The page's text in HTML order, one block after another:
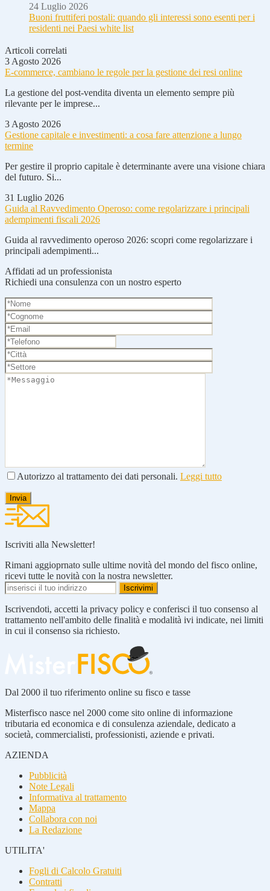
24 Luglio 2026
Buoni fruttiferi postali: quando gli interessi sono esenti per i
residenti nei Paesi white list
Articoli correlati
3 Agosto 2026
E-commerce, cambiano le regole per la gestione dei resi online
La gestione del post-vendita diventa un elemento sempre più
rilevante per le imprese...
3 Agosto 2026
Gestione capitale e investimenti: a cosa fare attenzione a lungo
termine
Per gestire il proprio capitale è determinante avere una visione chiara
del futuro. Si...
31 Luglio 2026
Guida al Ravvedimento Operoso: come regolarizzare i principali
adempimenti fiscali 2026
Guida al ravvedimento operoso 2026: scopri come regolarizzare i
principali adempimenti...
Affidati ad un professionista
Richiedi una consulenza con un nostro esperto
Autorizzo al trattamento dei dati personali. Leggi tutto
Iscriviti alla Newsletter!
Rimani aggioprnato sulle ultime novità del mondo del fisco online,
ricevi tutte le novità con la nostra newsletter.
Iscrivendoti, accetti la privacy policy e conferisci il tuo consenso al
trattamento nell'ambito delle finalità e modalità ivi indicate, nei limiti
in cui il consenso sia richiesto.
Dal 2000 il tuo riferimento online su fisco e tasse
Misterfisco nasce nel 2000 come sito online di informazione
tributaria ed economica e di consulenza aziendale, dedicato a
società, commercialisti, professionisti, aziende e privati.
AZIENDA
Pubblicità
Note Legali
Informativa al trattamento
Mappa
Collabora con noi
La Redazione
UTILITA'
Fogli di Calcolo Gratuiti
Contratti